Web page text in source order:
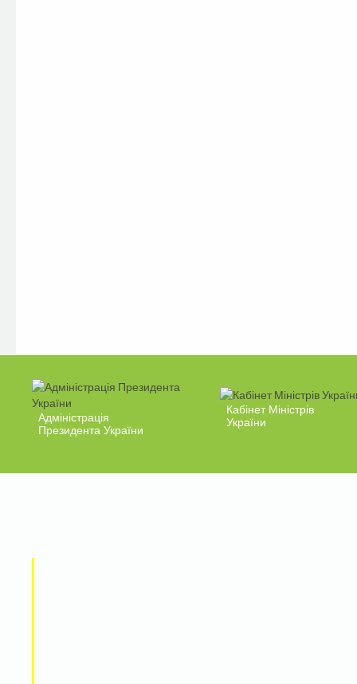
Адміністрація
Президента України
Кабінет Міністрів
України